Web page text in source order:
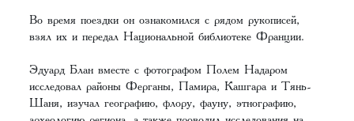
Во время поездки он ознакомился с рядом рукописей,
взял их и передал Национальной библиотеке Франции.
Эдуард Блан вместе с фотографом Полем Надаром
исследовал районы Ферганы, Памира, Кашгара и Тянь-
Шаня, изучал географию, флору, фауну, этнографию,